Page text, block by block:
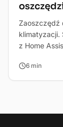
Zaoszczędź
klimatyzacji.
z Home
6 min